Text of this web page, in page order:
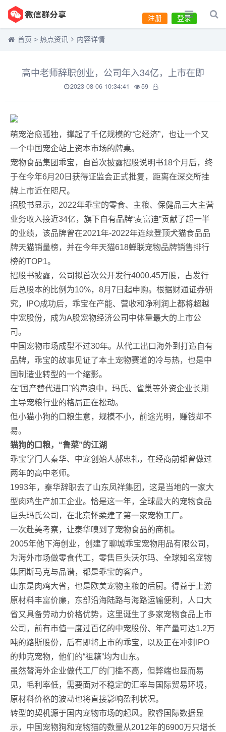
登录
注册
首页 > 热点资讯 内容详情
高中老师辞职创业，公司年入34亿，上市在即
2023-08-06 10:34:41 59
萌宠治愈孤独，撑起了千亿规模的“它经济”，也让一个又
一个中国宠企站上资本市场的牌桌。
宠物食品集团乖宝，自首次披露招股说明书18个月后，终
于在今年6月20日获得证监会正式批复，距离在深交所挂
牌上市近在咫尺。
招股书显示，2022年乖宝的零食、主粮、保健品三大主营
业务收入接近34亿，旗下自有品牌“麦富迪”贡献了超一半
的业绩，该品牌曾在2021年-2022年连续登顶犬猫食品品
牌天猫销量榜，并在今年天猫618蝉联宠物品牌销售排行
榜的TOP1。
招股书披露，公司拟首次公开发行4000.45万股，占发行
后总股本的比例为10%，8月7日起申购。根据财通证券研
究，IPO成功后，乖宝在产能、营收和净利润上都将超越
中宠股份，成为A股宠物经济公司中体量最大的上市公
司。
中国宠物市场成型不过30年。从代工出口海外到打造自有
品牌，乖宝的故事见证了本土宠物赛道的冷与热，也是中
国制造业转型的一个缩影。
在“国产替代进口”的声浪中，玛氏、雀巢等外资企业长期
主导宠粮行业的格局正在松动。
但小猫小狗的口粮生意，规模不小，前途光明，赚钱却不
易。
猫狗的口粮，“鲁菜”的江湖
乖宝掌门人秦华、中宠创始人郝忠礼，在经商前都曾做过
两年的高中老师。
1993年，秦华辞职去了山东凤祥集团，这是当地的一家大
型肉鸡生产加工企业。恰是这一年，全球最大的宠物食品
巨头玛氏公司，在北京怀柔建了第一家宠物工厂。
一次赴美考察，让秦华嗅到了宠物食品的商机。
2005年他下海创业，创建了聊城乖宝宠物用品有限公司，
为海外市场做零食代工，零售巨头沃尔玛、全球知名宠物
集团斯马克与品谱，都是乖宝的客户。
山东是肉鸡大省，也是欧美宠物主粮的后厨。得益于上游
原材料丰富价廉，东部沿海陆路与海路运输便利，人口大
省又具备劳动力价格优势，这里诞生了多家宠物食品上市
公司，前有市值一度过百亿的中宠股份、年产量可达1.2万
吨的路斯股份，后有即将上市的乖宝，以及正在冲刺IPO
的帅克宠物，他们的“祖籍”均为山东。
虽然替海外企业做代工厂的门槛不高，但弊端也显而易
见，毛利率低，需要面对不稳定的汇率与国际贸易环境，
原材料价格的波动也将直接影响盈利状况。
转型的契机源于国内宠物市场的起风。欧睿国际数据显
示，中国宠物狗和宠物猫的数量从2012年的6900万只增长